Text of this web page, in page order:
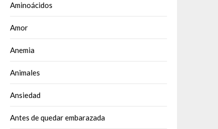
Aminoácidos
Amor
Anemia
Animales
Ansiedad
Antes de quedar embarazada